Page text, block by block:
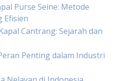
Purse Seine: Metode
Efisien
Cantrang: Sejarah dan
Penting dalam Industri